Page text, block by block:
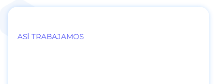
ASÍ TRABAJAMOS